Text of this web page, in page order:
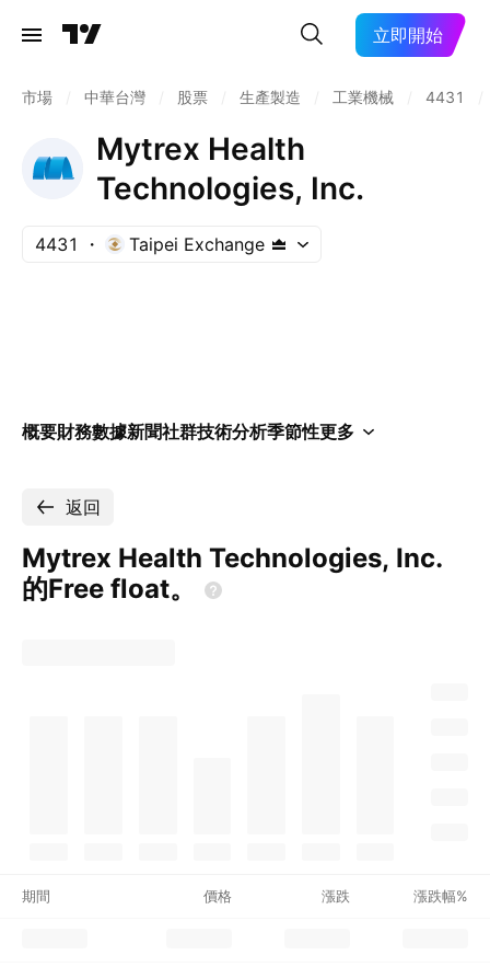
立即開始
市場 中華台灣 股票 生產製造 工業機械 4431
Mytrex Health
Technologies, Inc.
4431 Taipei Exchange
概要財務數據新聞社群技術分析季節性更多
返回
Mytrex Health Technologies, Inc.
的Free float。
期間 價格 漲跌 漲跌幅%